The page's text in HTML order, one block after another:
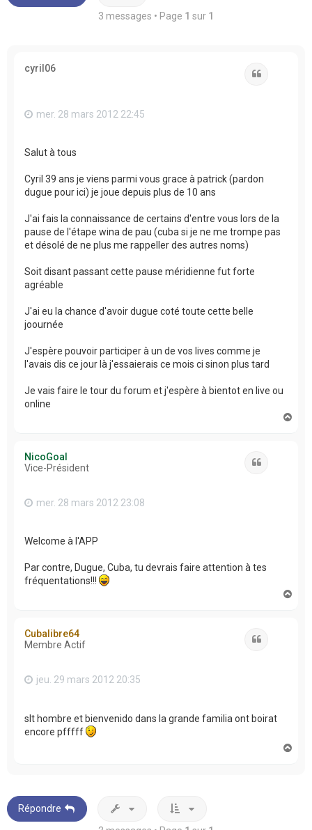
3 messages • Page 1 sur 1
cyril06
mer. 28 mars 2012 22:45
Salut à tous
Cyril 39 ans je viens parmi vous grace à patrick (pardon
dugue pour ici) je joue depuis plus de 10 ans
J'ai fais la connaissance de certains d'entre vous lors de la
pause de l'étape wina de pau (cuba si je ne me trompe pas
et désolé de ne plus me rappeller des autres noms)
Soit disant passant cette pause méridienne fut forte
agréable
J'ai eu la chance d'avoir dugue coté toute cette belle
joournée
J'espère pouvoir participer à un de vos lives comme je
l'avais dis ce jour là j'essaierais ce mois ci sinon plus tard
Je vais faire le tour du forum et j'espère à bientot en live ou
online
NicoGoal
Vice-Président
mer. 28 mars 2012 23:08
Welcome à l'APP
Par contre, Dugue, Cuba, tu devrais faire attention à tes
fréquentations!!!
Cubalibre64
Membre Actif
jeu. 29 mars 2012 20:35
slt hombre et bienvenido dans la grande familia ont boirat
encore pfffff
Répondre